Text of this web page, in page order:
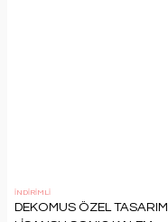
İNDİRİMLİ
DEKOMUS ÖZEL TASARIM